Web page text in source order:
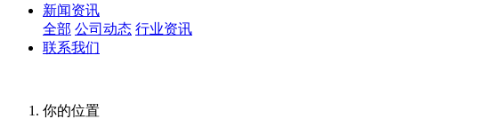
新闻资讯
全部 公司动态 行业资讯
联系我们
你的位置